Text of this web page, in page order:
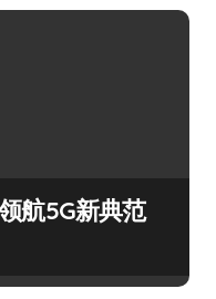
航5G新典范